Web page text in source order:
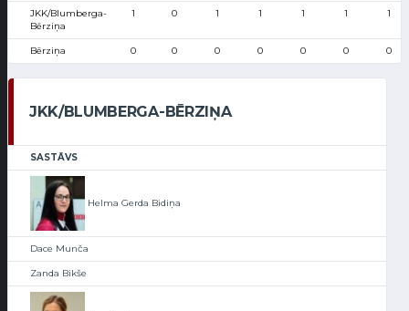
JKK/Blumberga-
Bērziņa
1 0 1 1 1 1 1
Bērziņa 0 0 0 0 0 0 0
JKK/BLUMBERGA-BĒRZIŅA
SASTĀVS
Helma Gerda Bidiņa
Dace Munča
Zanda Bikše